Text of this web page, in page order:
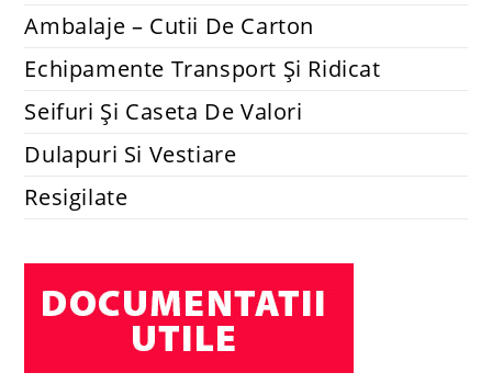
Ambalaje – Cutii De Carton
Echipamente Transport Și Ridicat
Seifuri Și Caseta De Valori
Dulapuri Si Vestiare
Resigilate